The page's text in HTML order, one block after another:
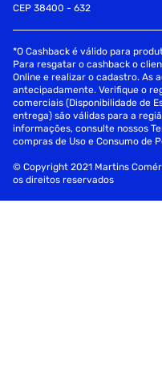
CEP 38400 - 632
*O Cashback é válido para
Para resgatar o cashback o
Online e realizar o cadastro. As
antecipadamente. Verifique o
comerciais (Disponibilidade de
entrega) são válidas para a
informações, consulte nossos
compras de Uso e Consumo de
© Copyright 2021 Martins
os direitos reservados